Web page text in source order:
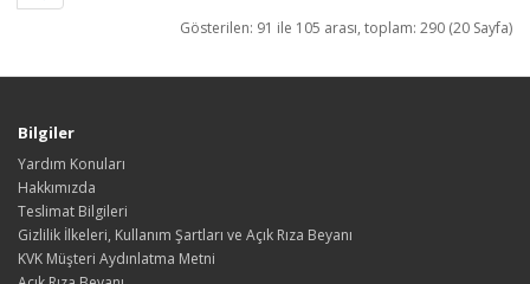
Gösterilen: 91 ile 105 arası, toplam: 290 (20 Sayfa)
Bilgiler
Yardım Konuları
Hakkımızda
Teslimat Bilgileri
Gizlilik İlkeleri, Kullanım Şartları ve Açık Rıza Beyanı
KVK Müşteri Aydınlatma Metni